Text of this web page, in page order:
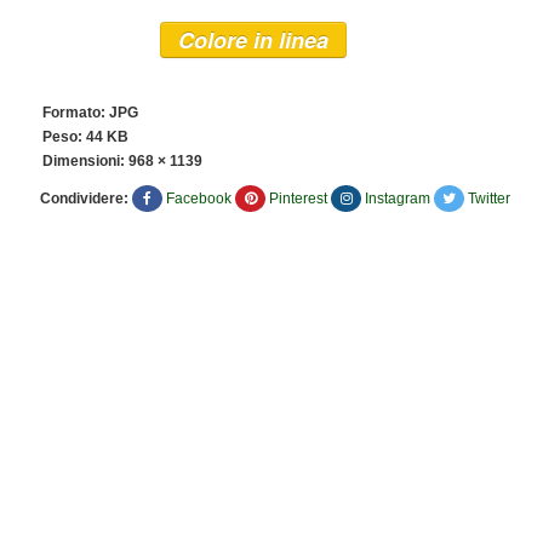
Colore in linea
Formato: JPG
Peso: 44 KB
Dimensioni: 968 × 1139
Condividere: Facebook Pinterest Instagram Twitter